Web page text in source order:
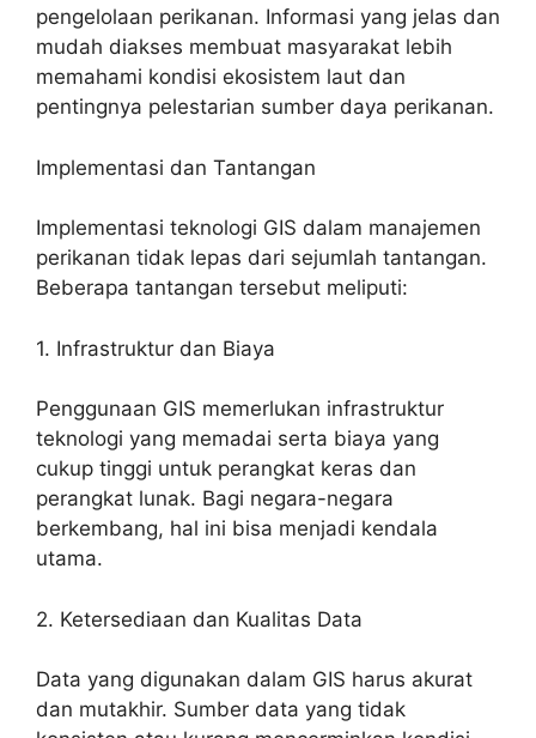
pengelolaan perikanan. Informasi yang jelas dan
mudah diakses membuat masyarakat lebih
memahami kondisi ekosistem laut dan
pentingnya pelestarian sumber daya perikanan.
Implementasi dan Tantangan
Implementasi teknologi GIS dalam manajemen
perikanan tidak lepas dari sejumlah tantangan.
Beberapa tantangan tersebut meliputi:
1. Infrastruktur dan Biaya
Penggunaan GIS memerlukan infrastruktur
teknologi yang memadai serta biaya yang
cukup tinggi untuk perangkat keras dan
perangkat lunak. Bagi negara-negara
berkembang, hal ini bisa menjadi kendala
utama.
2. Ketersediaan dan Kualitas Data
Data yang digunakan dalam GIS harus akurat
dan mutakhir. Sumber data yang tidak